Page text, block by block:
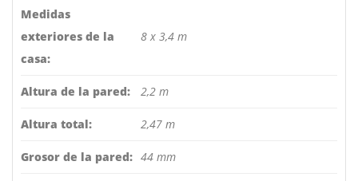
Medidas
exteriores de la
casa:
8 x 3,4 m
Altura de la pared: 2,2 m
Altura total: 2,47 m
Grosor de la pared: 44 mm